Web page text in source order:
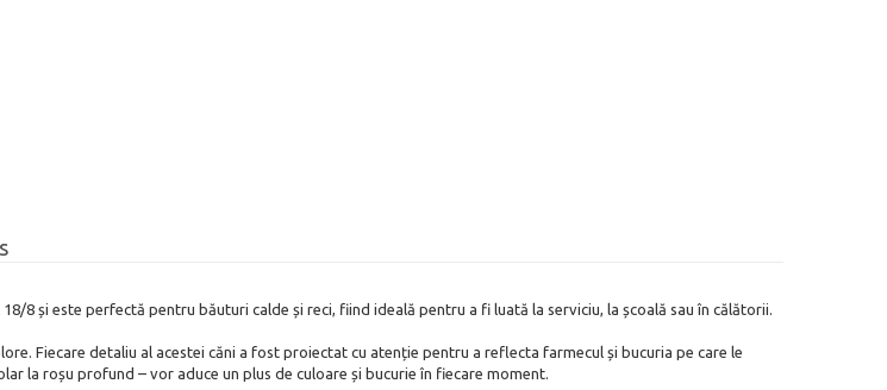
8 și este perfectă pentru băuturi calde și reci, fiind ideală pentru a fi luată la serviciu, la școală sau în călătorii.
Fiecare detaliu al acestei căni a fost proiectat cu atenție pentru a reflecta farmecul și bucuria pe care le
la roșu profund – vor aduce un plus de culoare și bucurie în fiecare moment.